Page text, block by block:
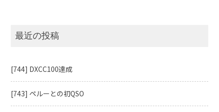
最近の投稿
[744] DXCC100達成
[743] ペルーとの初QSO